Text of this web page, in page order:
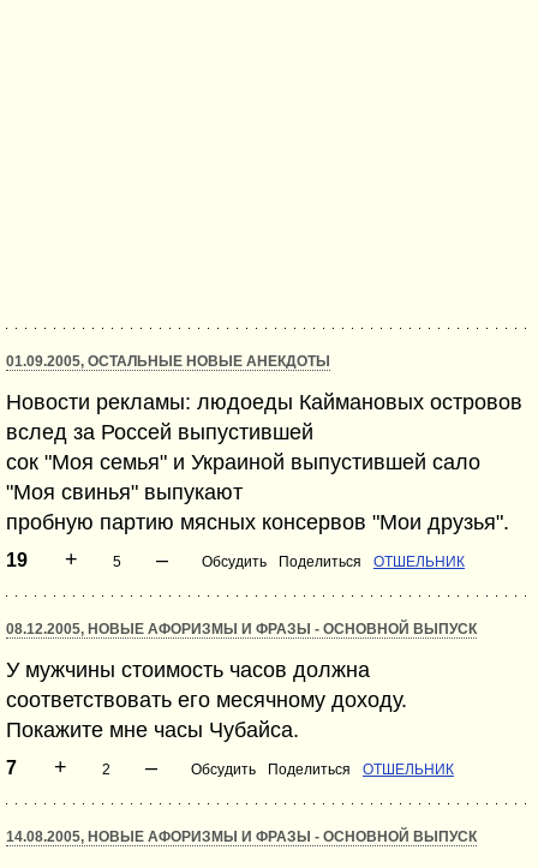
01.09.2005, ОСТАЛЬНЫЕ НОВЫЕ АНЕКДОТЫ
Новости рекламы: людоеды Каймановых островов
вслед за Россей выпустившей
сок "Моя семья" и Украиной выпустившей сало
"Моя свинья" выпукают
пробную партию мясных консервов "Мои друзья".
19 + 5 – Обсудить Поделиться ОТШЕЛЬНИК
08.12.2005, НОВЫЕ АФОРИЗМЫ И ФРАЗЫ - ОСНОВНОЙ ВЫПУСК
У мужчины стоимость часов должна
соответствовать его месячному доходу.
Покажите мне часы Чубайса.
7 + 2 – Обсудить Поделиться ОТШЕЛЬНИК
14.08.2005, НОВЫЕ АФОРИЗМЫ И ФРАЗЫ - ОСНОВНОЙ ВЫПУСК